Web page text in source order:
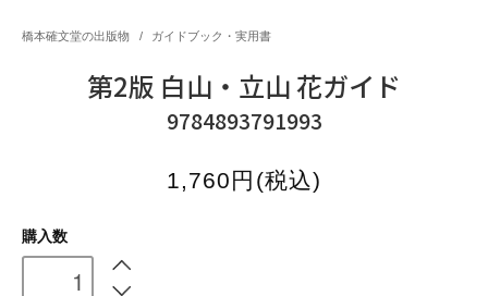
橋本確文堂の出版物 / ガイドブック・実用書
第2版 白山・立山 花ガイド
9784893791993
1,760円(税込)
購入数